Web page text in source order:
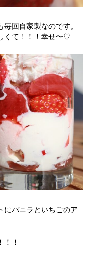
回自家製なのです。
くて！！！幸せ〜♡
にバニラといちごのア
！